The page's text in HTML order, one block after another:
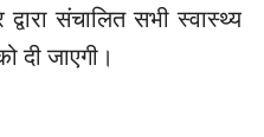
संचालित सभी स्वास्थ्य
दी जाएगी।